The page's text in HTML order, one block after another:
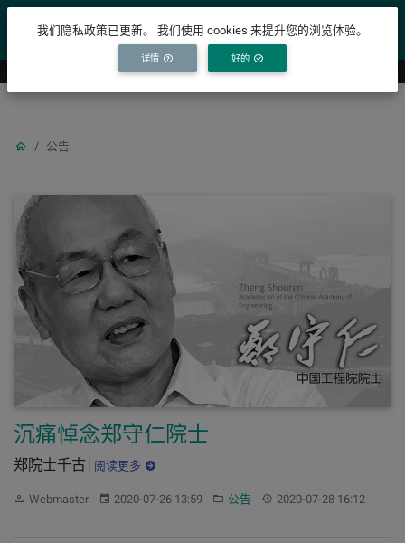
YICODE
公告
沉痛悼念郑守仁院士
郑院士千古 阅读更多
作者：
Webmaster 发布：2020-07-26 13:59 分类：
公告 更新：2020-07-28 16:12
我们隐私政策已更新。 我们使用 cookies 来提升您的浏览体验。
详情 好的